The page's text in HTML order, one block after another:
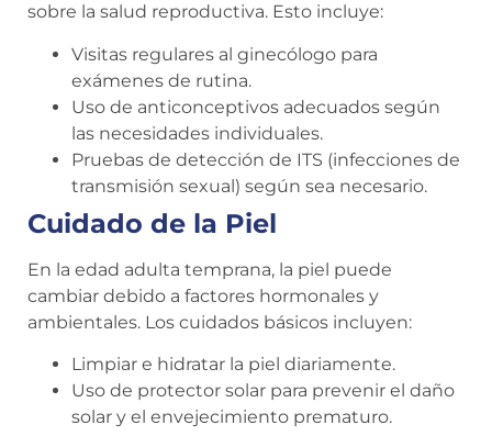
sobre la salud reproductiva. Esto incluye:
Visitas regulares al ginecólogo para
exámenes de rutina.
Uso de anticonceptivos adecuados según
las necesidades individuales.
Pruebas de detección de ITS (infecciones de
transmisión sexual) según sea necesario.
Cuidado de la Piel
En la edad adulta temprana, la piel puede
cambiar debido a factores hormonales y
ambientales. Los cuidados básicos incluyen:
Limpiar e hidratar la piel diariamente.
Uso de protector solar para prevenir el daño
solar y el envejecimiento prematuro.